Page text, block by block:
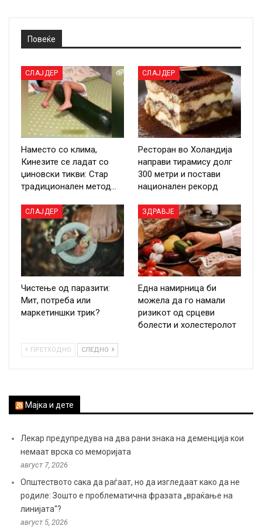
Повеќе
СЛАЈДЕР
Наместо со клима,
Кинезите се ладат со
џиновски тикви: Стар
традиционален метод…
СЛАЈДЕР
Ресторан во Холандија
направи тирамису долг
300 метри и постави
национален рекорд
СЛАЈДЕР
Чистење од паразити:
Мит, потреба или
маркетиншки трик?
ЗДРАВЈЕ
Една намирница би
можела да го намали
ризикот од срцеви
болести и холестеролот
ПРЕТХОДНО СЛЕДНО
Мајка и дете
Лекар предупредува на два рани знака на деменција кои
немаат врска со меморијата
август 7, 2026
Општеството сака да раѓаат, но да изгледаат како да не
родиле: Зошто е проблематична фразата „враќање на
линијата“?
август 5, 2026